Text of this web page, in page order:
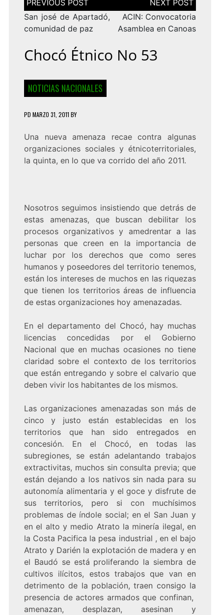
de
entradas
San josé de Apartadó,
comunidad de paz
ACIN: Convocatoria
Asamblea en Canoas
Chocó Étnico No 53
NOTICIAS NACIONALES
PD MARZO 31, 2011 BY
Una nueva amenaza recae contra algunas
organizaciones sociales y étnicoterritoriales,
la quinta, en lo que va corrido del año 2011.
Nosotros seguimos insistiendo que detrás de
estas amenazas, que buscan debilitar los
procesos organizativos y amedrentar a las
personas que creen en la importancia de
luchar por los derechos que como seres
humanos y poseedores del territorio tenemos,
están los intereses de muchos en las riquezas
que tienen los territorios áreas de influencia
de estas organizaciones hoy amenazadas.
En el departamento del Chocó, hay muchas
licencias concedidas por el Gobierno
Nacional que en muchas ocasiones no tiene
claridad sobre el contexto de los territorios
que están entregando y sobre el calvario que
deben vivir los habitantes de los mismos.
Las organizaciones amenazadas son más de
cinco y justo están establecidas en los
territorios que han sido entregados en
concesión. En el Chocó, en todas las
subregiones, se están adelantando trabajos
extractivitas, muchos sin consulta previa; que
están dejando a los nativos sin nada para su
autonomía alimentaria y el goce y disfrute de
sus territorios, pero si con muchísimos
problemas de índole social; en el San Juan y
en el alto y medio Atrato la minería ilegal, en
la Costa Pacifica la pesa industrial , en el bajo
Atrato y Darién la explotación de madera y en
el Baudó se está proliferando la siembra de
cultivos ilícitos, estos trabajos que van en
detrimento de la población, traen consigo la
presencia de actores armados que confinan,
amenazan, desplazan, asesinan y